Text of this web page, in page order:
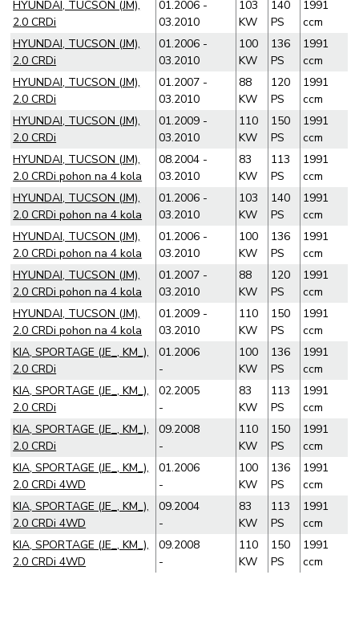
HYUNDAI, TUCSON (JM),
2.0 CRDi
01.2006 -
03.2010
103
KW
140
PS
1991
ccm
HYUNDAI, TUCSON (JM),
2.0 CRDi
01.2006 -
03.2010
100
KW
136
PS
1991
ccm
HYUNDAI, TUCSON (JM),
2.0 CRDi
01.2007 -
03.2010
88
KW
120
PS
1991
ccm
HYUNDAI, TUCSON (JM),
2.0 CRDi
01.2009 -
03.2010
110
KW
150
PS
1991
ccm
HYUNDAI, TUCSON (JM),
2.0 CRDi pohon na 4 kola
08.2004 -
03.2010
83
KW
113
PS
1991
ccm
HYUNDAI, TUCSON (JM),
2.0 CRDi pohon na 4 kola
01.2006 -
03.2010
103
KW
140
PS
1991
ccm
HYUNDAI, TUCSON (JM),
2.0 CRDi pohon na 4 kola
01.2006 -
03.2010
100
KW
136
PS
1991
ccm
HYUNDAI, TUCSON (JM),
2.0 CRDi pohon na 4 kola
01.2007 -
03.2010
88
KW
120
PS
1991
ccm
HYUNDAI, TUCSON (JM),
2.0 CRDi pohon na 4 kola
01.2009 -
03.2010
110
KW
150
PS
1991
ccm
KIA, SPORTAGE (JE_, KM_),
2.0 CRDi
01.2006
-
100
KW
136
PS
1991
ccm
KIA, SPORTAGE (JE_, KM_),
2.0 CRDi
02.2005
-
83
KW
113
PS
1991
ccm
KIA, SPORTAGE (JE_, KM_),
2.0 CRDi
09.2008
-
110
KW
150
PS
1991
ccm
KIA, SPORTAGE (JE_, KM_),
2.0 CRDi 4WD
01.2006
-
100
KW
136
PS
1991
ccm
KIA, SPORTAGE (JE_, KM_),
2.0 CRDi 4WD
09.2004
-
83
KW
113
PS
1991
ccm
KIA, SPORTAGE (JE_, KM_),
2.0 CRDi 4WD
09.2008
-
110
KW
150
PS
1991
ccm